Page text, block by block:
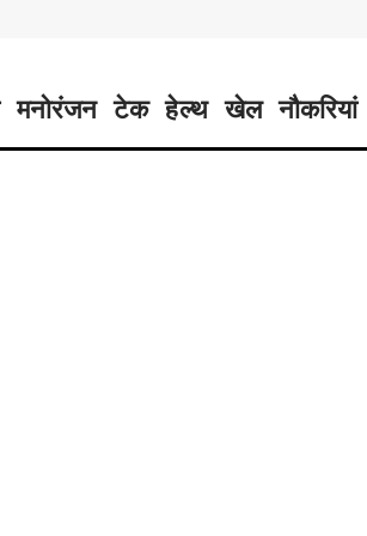
मनोरंजन टेक हेल्थ खेल नौकरियां